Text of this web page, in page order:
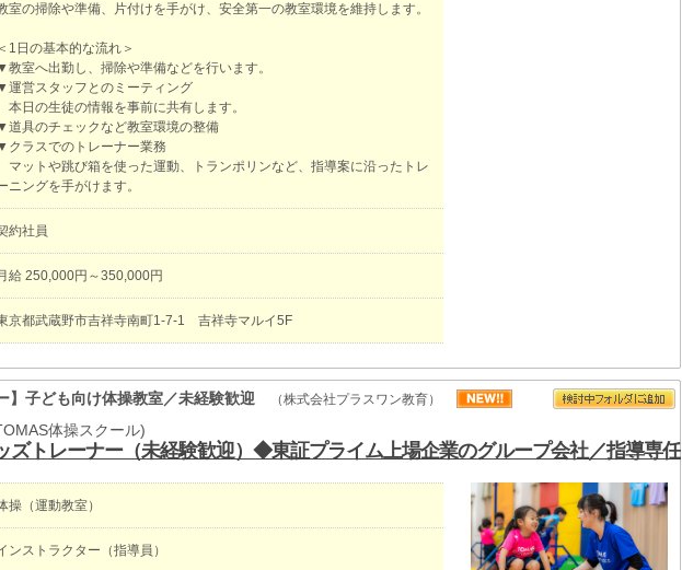
室の掃除や準備、片付けを手がけ、安全第一の教室環境を維持します。
＜1日の基本的な流れ＞
教室へ出勤し、掃除や準備などを行います。
運営スタッフとのミーティング
本日の生徒の情報を事前に共有します。
道具のチェックなど教室環境の整備
クラスでのトレーナー業務
マットや跳び箱を使った運動、トランポリンなど、指導案に沿ったトレ
ニングを手がけます。
約社員
給 250,000円～350,000円
京都武蔵野市吉祥寺南町1-7-1 吉祥寺マルイ5F
】子ども向け体操教室／未経験歓迎 （株式会社プラスワン教育）
体操スクール)
ズトレーナー（未経験歓迎）◆東証プライム上場企業のグループ会社／指導専任
操（運動教室）
ンストラクター（指導員）